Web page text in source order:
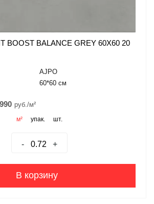
BALANCE GREY 60X60 20
AJPO
60*60 см
руб./м²
м² упак. шт.
- +
В корзину